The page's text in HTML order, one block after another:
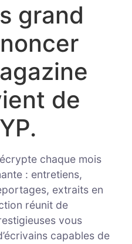
grand
de
chaque mois
: entretiens,
extraits en
réunit de
vous
capables de